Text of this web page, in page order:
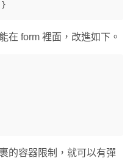
在 form 裡面，改進如下。
的容器限制，就可以有彈